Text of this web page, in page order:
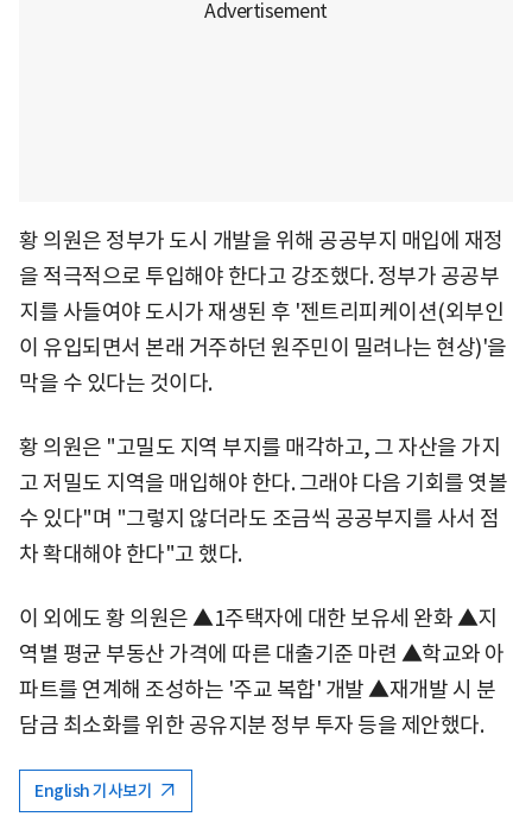
황 의원은 정부가 도시 개발을 위해 공공부지 매입에 재정
을 적극적으로 투입해야 한다고 강조했다. 정부가 공공부
지를 사들여야 도시가 재생된 후 '젠트리피케이션(외부인
이 유입되면서 본래 거주하던 원주민이 밀려나는 현상)'을
막을 수 있다는 것이다.
황 의원은 "고밀도 지역 부지를 매각하고, 그 자산을 가지
고 저밀도 지역을 매입해야 한다. 그래야 다음 기회를 엿볼
수 있다"며 "그렇지 않더라도 조금씩 공공부지를 사서 점
차 확대해야 한다"고 했다.
이 외에도 황 의원은 ▲1주택자에 대한 보유세 완화 ▲지
역별 평균 부동산 가격에 따른 대출기준 마련 ▲학교와 아
파트를 연계해 조성하는 '주교 복합' 개발 ▲재개발 시 분
담금 최소화를 위한 공유지분 정부 투자 등을 제안했다.
English 기사보기